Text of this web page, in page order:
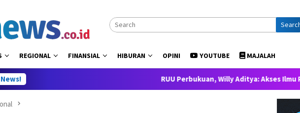
REGIONAL FINANSIAL HIBURAN OPINI YOUTUBE MAJALAH
RUU Perbukuan, Willy Aditya: Akses Ilmu Pengetahuan